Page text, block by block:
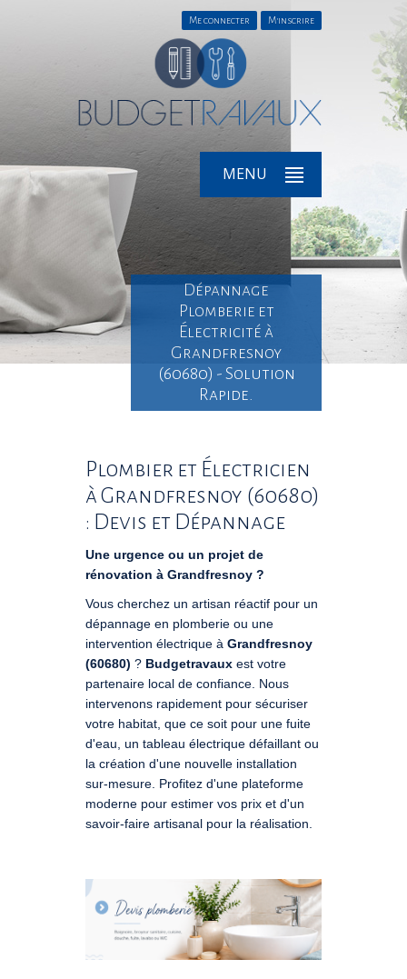
Me connecter M'inscrire
MENU
Dépannage
Plomberie et
Électricité à
Grandfresnoy
(60680) - Solution
Rapide.
Plombier et Électricien
à Grandfresnoy (60680)
: Devis et Dépannage
Une urgence ou un projet de
rénovation à Grandfresnoy ?
Vous cherchez un artisan réactif pour un
dépannage en plomberie ou une
intervention électrique à Grandfresnoy
(60680) ? Budgetravaux est votre
partenaire local de confiance. Nous
intervenons rapidement pour sécuriser
votre habitat, que ce soit pour une fuite
d'eau, un tableau électrique défaillant ou
la création d'une nouvelle installation
sur-mesure. Profitez d'une plateforme
moderne pour estimer vos prix et d'un
savoir-faire artisanal pour la réalisation.